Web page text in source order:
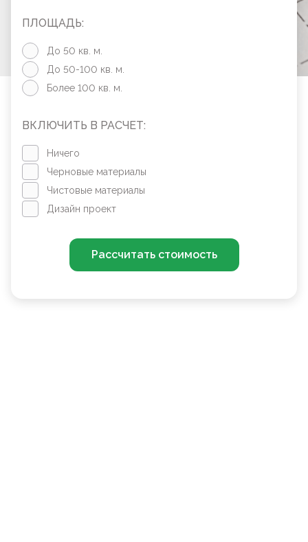
ПЛОЩАДЬ:
До 50 кв. м.
До 50-100 кв. м.
Более 100 кв. м.
ВКЛЮЧИТЬ В РАСЧЕТ:
Ничего
Черновые материалы
Чистовые материалы
Дизайн проект
Рассчитать стоимость